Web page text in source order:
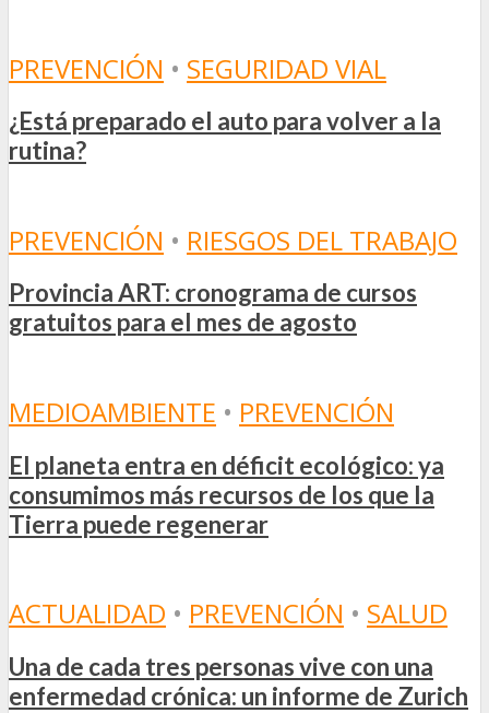
PREVENCIÓN • SEGURIDAD VIAL
¿Está preparado el auto para volver a la
rutina?
PREVENCIÓN • RIESGOS DEL TRABAJO
Provincia ART: cronograma de cursos
gratuitos para el mes de agosto
MEDIOAMBIENTE • PREVENCIÓN
El planeta entra en déficit ecológico: ya
consumimos más recursos de los que la
Tierra puede regenerar
ACTUALIDAD • PREVENCIÓN • SALUD
Una de cada tres personas vive con una
enfermedad crónica: un informe de Zurich